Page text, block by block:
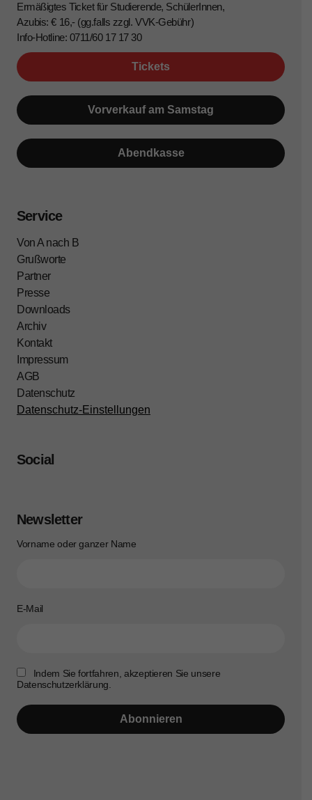
Ermäßigtes Ticket für Studierende, SchülerInnen,
Azubis: € 16,- (gg.falls zzgl. VVK-Gebühr)
Info-Hotline: 0711/60 17 17 30
Tickets
Vorverkauf am Samstag
Abendkasse
Service
Von A nach B
Grußworte
Partner
Presse
Downloads
Archiv
Kontakt
Impressum
AGB
Datenschutz
Datenschutz-Einstellungen
Social
Newsletter
Vorname oder ganzer Name
E-Mail
Indem Sie fortfahren, akzeptieren Sie unsere
Datenschutzerklärung.